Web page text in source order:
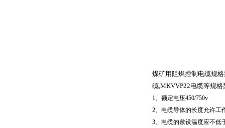
煤矿用阻燃控制电缆规
缆,MKVVP22电缆等规
1、额定电压450/750v
2、电缆导体的长度允许工
3、电缆的敷设温度应不低